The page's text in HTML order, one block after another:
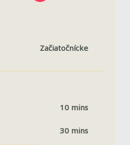
Začiatočnícke
10 mins
30 mins